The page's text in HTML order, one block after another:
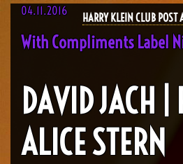
HARRY KLEIN CLUB POST
04.11.2016
With Compliments Label
DAVID JACH |
ALICE STERN